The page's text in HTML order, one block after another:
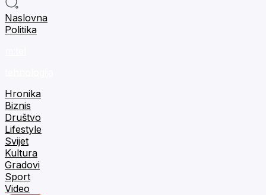
Naslovna
Politika
Hronika
Biznis
Društvo
Lifestyle
Svijet
Kultura
Gradovi
Sport
Video